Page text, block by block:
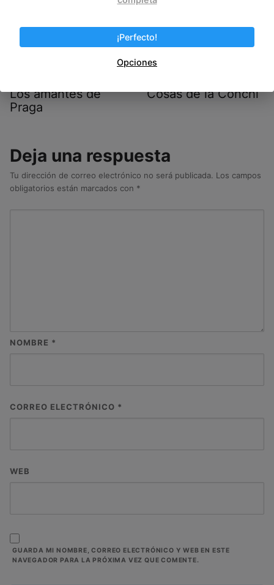
Los amantes de
Praga
Cosas de la Conchi
Deja una respuesta
Tu dirección de correo electrónico no será publicada. Los campos
obligatorios están marcados con *
NOMBRE *
CORREO ELECTRÓNICO *
WEB
GUARDA MI NOMBRE, CORREO ELECTRÓNICO Y WEB EN ESTE
NAVEGADOR PARA LA PRÓXIMA VEZ QUE COMENTE.
¡Perfecto!
Opciones